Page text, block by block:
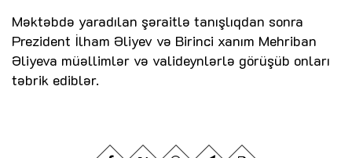
Məktəbdə yaradılan şəraitlə tanışlıqdan sonra
Prezident İlham Əliyev və Birinci xanım Mehriban
Əliyeva müəllimlər və valideynlərlə görüşüb onları
təbrik ediblər.